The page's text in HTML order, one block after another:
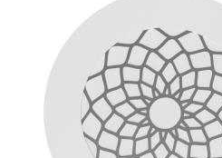
Mūsų partneriai
Pirkimo-pardavimo taisyklės
Privatumo politika